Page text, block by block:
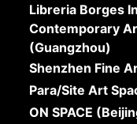
Libreria Borges
Contemporary
(Guangzhou)
Shenzhen Fine
Para/Site Art
ON SPACE